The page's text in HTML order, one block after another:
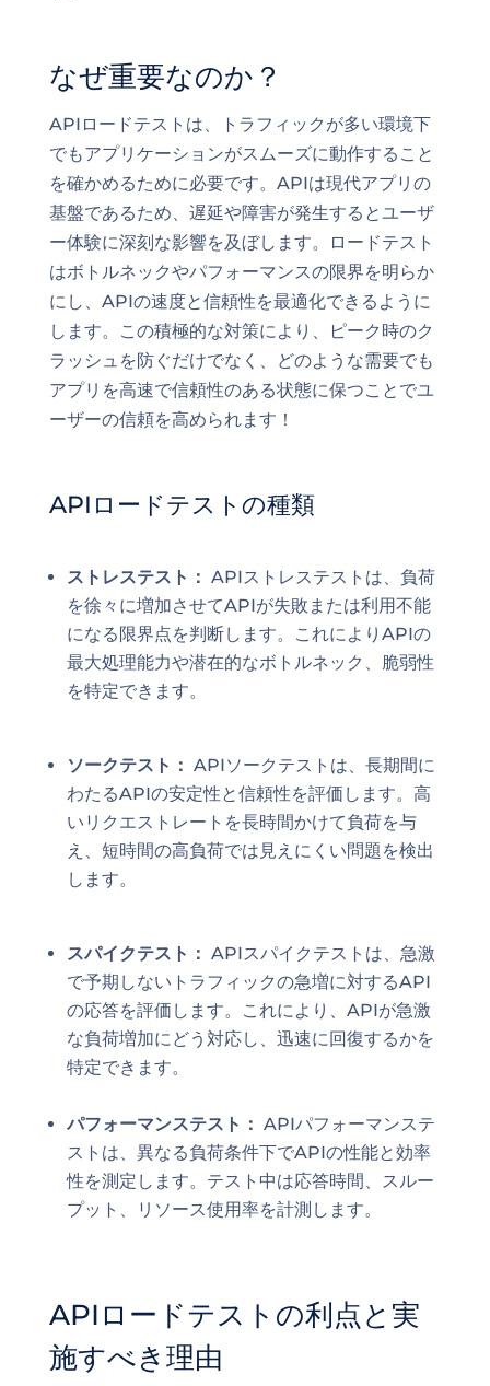
なぜ重要なのか？
APIロードテストは、トラフィックが多い環境下
でもアプリケーションがスムーズに動作すること
を確かめるために必要です。APIは現代アプリの
基盤であるため、遅延や障害が発生するとユーザ
ー体験に深刻な影響を及ぼします。ロードテスト
はボトルネックやパフォーマンスの限界を明らか
にし、APIの速度と信頼性を最適化できるように
します。この積極的な対策により、ピーク時のク
ラッシュを防ぐだけでなく、どのような需要でも
アプリを高速で信頼性のある状態に保つことでユ
ーザーの信頼を高められます！
APIロードテストの種類
ストレステスト： APIストレステストは、負荷
を徐々に増加させてAPIが失敗または利用不能
になる限界点を判断します。これによりAPIの
最大処理能力や潜在的なボトルネック、脆弱性
を特定できます。
ソークテスト： APIソークテストは、長期間に
わたるAPIの安定性と信頼性を評価します。高
いリクエストレートを長時間かけて負荷を与
え、短時間の高負荷では見えにくい問題を検出
します。
スパイクテスト： APIスパイクテストは、急激
で予期しないトラフィックの急増に対するAPI
の応答を評価します。これにより、APIが急激
な負荷増加にどう対応し、迅速に回復するかを
特定できます。
パフォーマンステスト： APIパフォーマンステ
ストは、異なる負荷条件下でAPIの性能と効率
性を測定します。テスト中は応答時間、スルー
プット、リソース使用率を計測します。
APIロードテストの利点と実
施すべき理由